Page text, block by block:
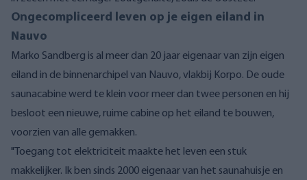
Ongecompliceerd leven op je eigen eiland in
Nauvo
Marko Sandberg is al meer dan 20 jaar eigenaar van zijn eigen
eiland in de binnenarchipel van Nauvo, vlakbij Korpo. De oude
saunacabine werd te klein voor meer dan twee personen en hij
besloot een nieuwe, ruime cabine op het eiland te bouwen,
voorzien van alle gemakken.
"Toegang tot elektriciteit maakte het leven een stuk
makkelijker. Ik ben sinds 2000 eigenaar van het saunahuisje en